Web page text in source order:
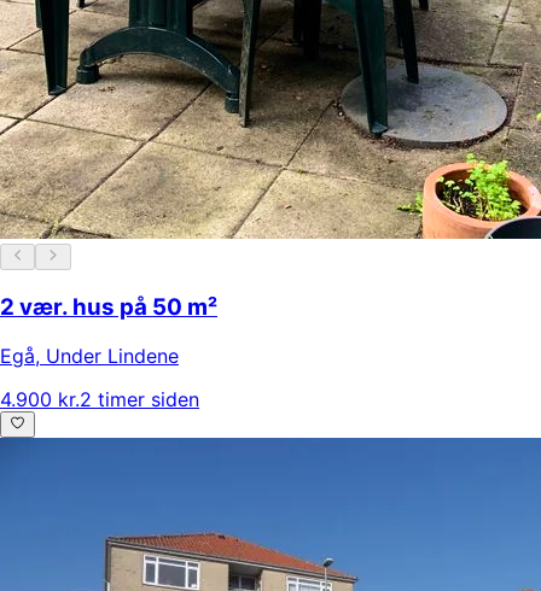
2 vær. hus på 50 m²
Egå, Under Lindene
4.900 kr.2 timer siden